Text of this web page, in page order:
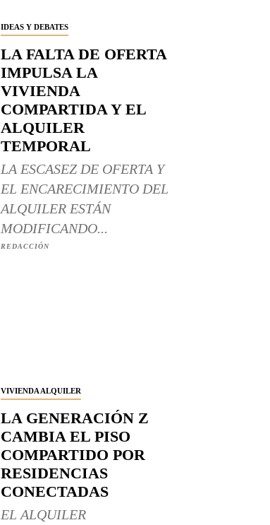
IDEAS Y DEBATES
LA FALTA DE OFERTA
IMPULSA LA
VIVIENDA
COMPARTIDA Y EL
ALQUILER
TEMPORAL
LA ESCASEZ DE OFERTA Y
EL ENCARECIMIENTO DEL
ALQUILER ESTÁN
MODIFICANDO...
REDACCIÓN
VIVIENDA ALQUILER
LA GENERACIÓN Z
CAMBIA EL PISO
COMPARTIDO POR
RESIDENCIAS
CONECTADAS
EL ALQUILER